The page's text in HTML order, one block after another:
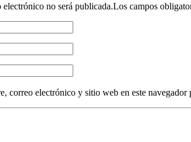
no será publicada.Los campos
correo electrónico y sitio web en este